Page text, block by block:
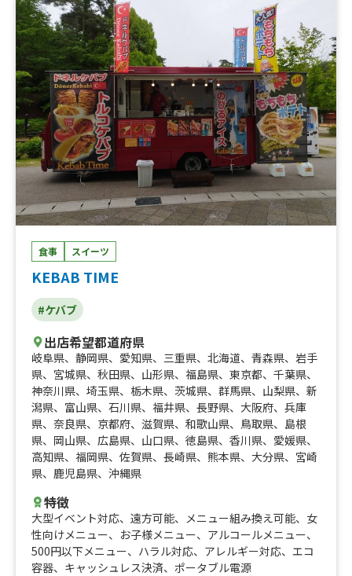
食事 スイーツ
KEBAB TIME
#ケバブ
出店希望都道府県
岐阜県、 静岡県、 愛知県、 三重県、 北海道、 青森県、 岩手
県、 宮城県、 秋田県、 山形県、 福島県、 東京都、 千葉県、
神奈川県、 埼玉県、 栃木県、 茨城県、 群馬県、 山梨県、 新
潟県、 富山県、 石川県、 福井県、 長野県、 大阪府、 兵庫
県、 奈良県、 京都府、 滋賀県、 和歌山県、 鳥取県、 島根
県、 岡山県、 広島県、 山口県、 徳島県、 香川県、 愛媛県、
高知県、 福岡県、 佐賀県、 長崎県、 熊本県、 大分県、 宮崎
県、 鹿児島県、 沖縄県
特徴
大型イベント対応、 遠方可能、 メニュー組み換え可能、 女
性向けメニュー、 お子様メニュー、 アルコールメニュー、
500円以下メニュー、 ハラル対応、 アレルギー対応、 エコ
容器、 キャッシュレス決済、 ポータブル電源